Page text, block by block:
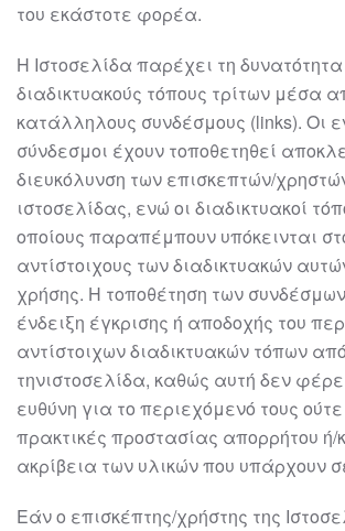
του εκάστοτε φορέα.
Η Ιστοσελίδα παρέχει τη
διαδικτυακούς τόπους τρίτων μέσα
κατάλληλους συνδέσμους (links). Οι
σύνδεσμοι έχουν τοποθετηθεί
διευκόλυνση των επισκεπτών/
ιστοσελίδας, ενώ οι διαδικτυακοί
οποίους παραπέμπουν υπόκεινται
αντίστοιχους τωνδιαδικτυακών
χρήσης. Η τοποθέτηση των
ένδειξη έγκρισης ή αποδοχής του
αντίστοιχων διαδικτυακών τόπων από
τηνιστοσελίδα, καθώς αυτή δεν
ευθύνη για το περιεχόμενό τους ούτε
πρακτικές προστασίας απορρήτου ή/
ακρίβεια των υλικών που υπάρχουν
Εάν ο επισκέπτης/χρήστης της Ιστοσ